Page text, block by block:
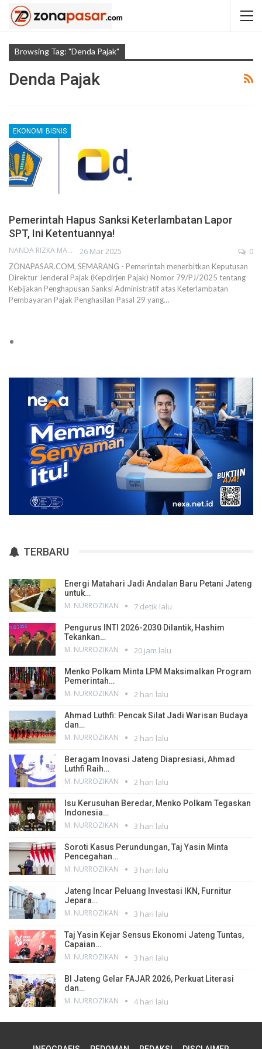
Browsing Tag: "Denda Pajak"
Denda Pajak
EKONOMI BISNIS
Pemerintah Hapus Sanksi Keterlambatan Lapor
SPT, Ini Ketentuannya!
NANDA RIZKA MAHENDRA 26 Mar 2025 0
ZONAPASAR.COM, SEMARANG - Pemerintah menerbitkan Keputusan
Direktur Jenderal Pajak (Kepdirjen Pajak) Nomor 79/PJ/2025 tentang
Kebijakan Penghapusan Sanksi Administratif atas Keterlambatan
Pembayaran Pajak Penghasilan Pasal 29 yang…
TERBARU
Energi Matahari Jadi Andalan Baru Petani Jateng
untuk…
M. NURROZIKAN 7 detik lalu
Pengurus INTI 2026-2030 Dilantik, Hashim
Tekankan…
M. NURROZIKAN 20 jam lalu
Menko Polkam Minta LPM Maksimalkan Program
Pemerintah…
M. NURROZIKAN 2 hari lalu
Ahmad Luthfi: Pencak Silat Jadi Warisan Budaya
dan…
M. NURROZIKAN 2 hari lalu
Beragam Inovasi Jateng Diapresiasi, Ahmad
Luthfi Raih…
M. NURROZIKAN 2 hari lalu
Isu Kerusuhan Beredar, Menko Polkam Tegaskan
Indonesia…
M. NURROZIKAN 3 hari lalu
Soroti Kasus Perundungan, Taj Yasin Minta
Pencegahan…
M. NURROZIKAN 3 hari lalu
Jateng Incar Peluang Investasi IKN, Furnitur
Jepara…
M. NURROZIKAN 3 hari lalu
Taj Yasin Kejar Sensus Ekonomi Jateng Tuntas,
Capaian…
M. NURROZIKAN 3 hari lalu
BI Jateng Gelar FAJAR 2026, Perkuat Literasi
dan…
M. NURROZIKAN 4 hari lalu